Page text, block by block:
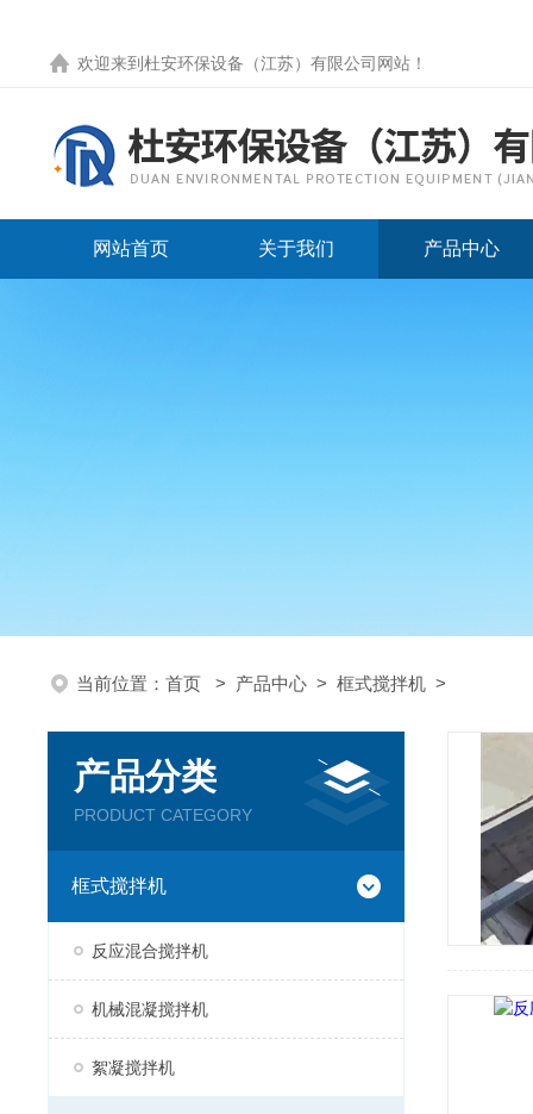
欢迎来到 杜安环保设备（江苏）有限公司网站 ！
网站首页 关于我们 产品中心
当前位置： 首页 > 产品中心 > 框式搅拌机 >
产品分类
PRODUCT CATEGORY
框式搅拌机
反应混合搅拌机
机械混凝搅拌机
絮凝搅拌机